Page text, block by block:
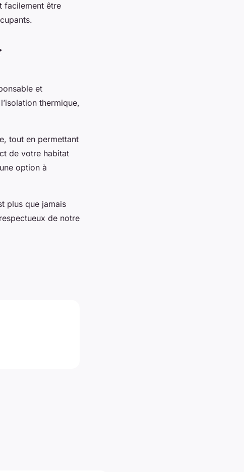
facilement être
et
thermique,
tout en permettant
de votre habitat
option à
plus que jamais
de notre